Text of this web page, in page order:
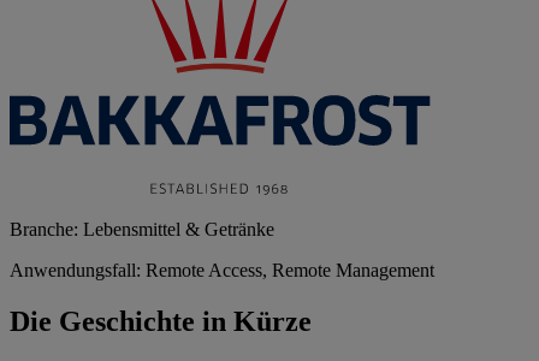
Branche: Lebensmittel & Getränke
Anwendungsfall: Remote Access, Remote Management
Die Geschichte in Kürze